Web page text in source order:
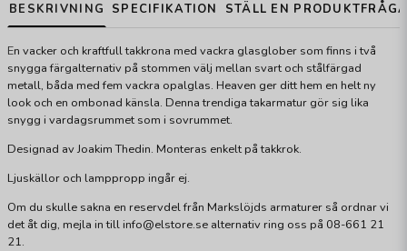
BESKRIVNING SPECIFIKATION STÄLL EN
En vacker och kraftfull takkrona med vackra glasglober som finns i två
snygga färgalternativ på stommen välj mellan svart och stålfärgad
metall, båda med fem vackra opalglas. Heaven ger ditt hem en helt ny
look och en ombonad känsla. Denna trendiga takarmatur gör sig lika
snygg i vardagsrummet som i sovrummet.
Designad av Joakim Thedin. Monteras enkelt på takkrok.
Ljuskällor och lamppropp ingår ej.
Om du skulle sakna en reservdel från Markslöjds armaturer så ordnar vi
det åt dig, mejla in till info@elstore.se alternativ ring oss på 08-661 21
21.